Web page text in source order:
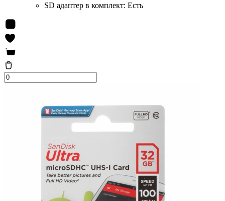
SD адаптер в комплект: Есть